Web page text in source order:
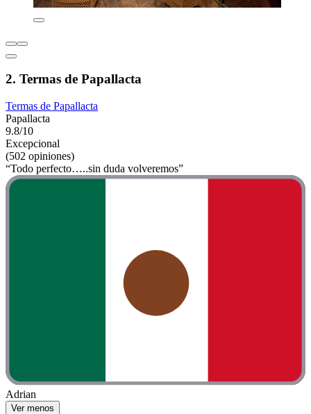
2. Termas de Papallacta
Termas de Papallacta
Papallacta
9.8/10
Excepcional
(502 opiniones)
“Todo perfecto…..sin duda volveremos”
Adrian
Ver menos